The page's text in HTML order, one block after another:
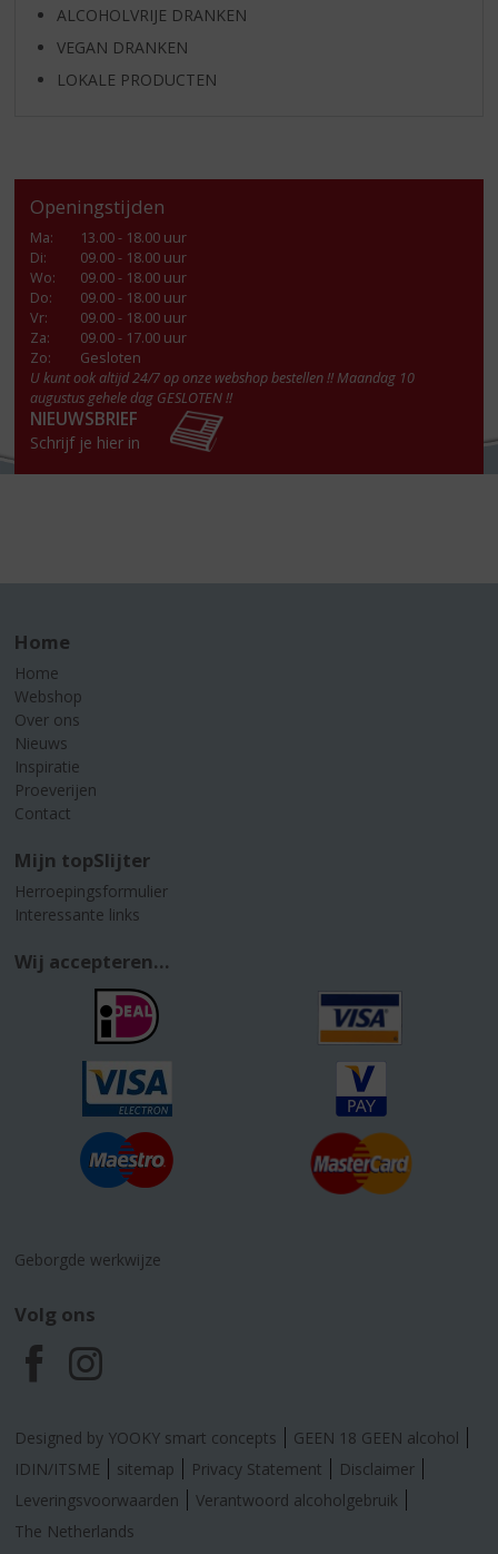
ALCOHOLVRIJE DRANKEN
VEGAN DRANKEN
LOKALE PRODUCTEN
Openingstijden
Ma:
13.00 - 18.00 uur
Di:
09.00 - 18.00 uur
Wo:
09.00 - 18.00 uur
Do:
09.00 - 18.00 uur
Vr:
09.00 - 18.00 uur
Za:
09.00 - 17.00 uur
Zo:
Gesloten
U kunt ook altijd 24/7 op onze webshop bestellen !! Maandag 10
augustus gehele dag GESLOTEN !!
NIEUWSBRIEF
Schrijf je hier in
Home
Home
Webshop
Over ons
Nieuws
Inspiratie
Proeverijen
Contact
Mijn topSlijter
Herroepingsformulier
Interessante links
Wij accepteren...
Geborgde werkwijze
Volg ons
F
a
c
e
I
n
s
t
Designed by YOOKY smart concepts
GEEN 18 GEEN alcohol
IDIN/ITSME
sitemap Privacy Statement
Disclaimer
Leveringsvoorwaarden
Verantwoord alcoholgebruik
The Netherlands